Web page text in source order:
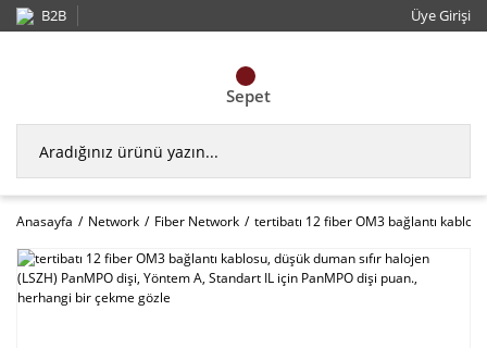
B2B Üye Girişi
Sepet
Anasayfa Network Fiber Network tertibatı 12 fiber OM3 bağlantı